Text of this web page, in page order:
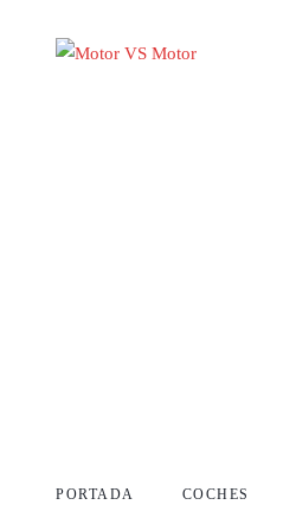
PORTADA COCHES